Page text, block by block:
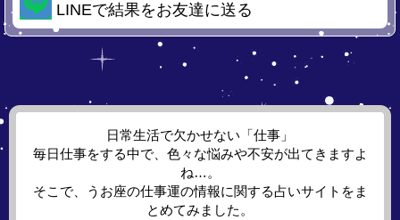
LINEで結果をお友達に送る
日常生活で欠かせない「仕事」
毎日仕事をする中で、色々な悩みや不安が出てきますよ
ね…。
そこで、うお座の仕事運の情報に関する占いサイトをま
とめてみました。